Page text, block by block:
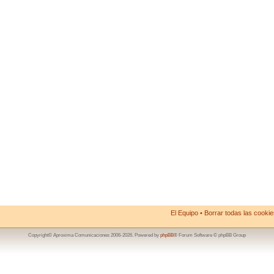
El Equipo • Borrar todas las
Copyright© Aproxima Comunicaciones 2006-2026. Powered by phpBB® Forum Software © phpBB Group